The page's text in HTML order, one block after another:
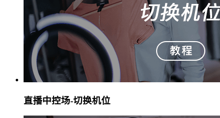
直播中控场-切换机位